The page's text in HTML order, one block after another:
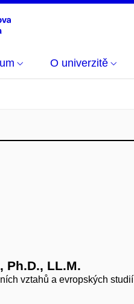
O univerzitě
Ph.D., LL.M.
vztahů a evropských studií